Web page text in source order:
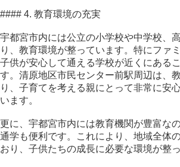
#### 4. 教育環境の充実
宇都宮市内には公立の小学校や中学校、
り、教育環境が整っています。特にファ
子供が安心して通える学校が近くにある
す。清原地区市民センター前駅周辺は、
り、子育てを考える親にとって非常に安
います。
更に、宇都宮市内には教育機関が豊富な
通学も便利です。これにより、地域全体
おり、子供たちの成長に必要な環境が整っ